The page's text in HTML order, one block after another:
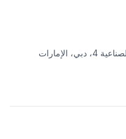
المستودع S4، شارع 26، منطقة القوز الصناعية 4، دبي، الإمارات